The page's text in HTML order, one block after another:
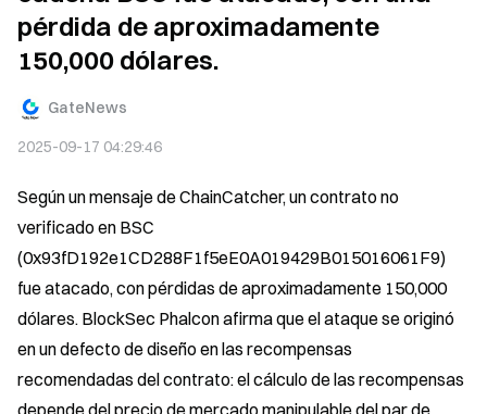
pérdida de aproximadamente
150,000 dólares.
GateNews
2025-09-17 04:29:46
Según un mensaje de ChainCatcher, un contrato no
verificado en BSC
(0x93fD192e1CD288F1f5eE0A019429B015016061F9)
fue atacado, con pérdidas de aproximadamente 150,000
dólares. BlockSec Phalcon afirma que el ataque se originó
en un defecto de diseño en las recompensas
recomendadas del contrato: el cálculo de las recompensas
depende del precio de mercado manipulable del par de